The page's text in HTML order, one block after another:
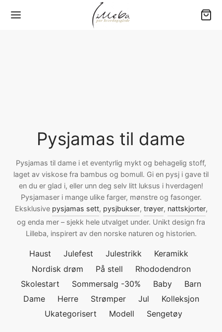
Pysjamas til dame
Pysjamas til dame i et eventyrlig mykt og behagelig stoff,
laget av viskose fra bambus og bomull. Gi en pysj i gave til
en du er glad i, eller unn deg selv litt luksus i hverdagen!
Pysjamaser i mange ulike farger, mønstre og fasonger.
Eksklusive pysjamas sett, pysjbukser, trøyer, nattskjorter,
og enda mer – sjekk hele utvalget under. Unikt design fra
Lilleba, inspirert av den norske naturen og historien.
Haust Julefest Julestrikk
Keramikk
Nordisk drøm
På stell
Rhododendron
Skolestart
Sommersalg -30% Baby
Barn
Dame
Herre Strømper Jul
Kolleksjon
Ukategorisert
Modell Sengetøy
drakteroverdeler
– Barneseng
– Standard
– Ekstra lengde
– Dobbeltdyne